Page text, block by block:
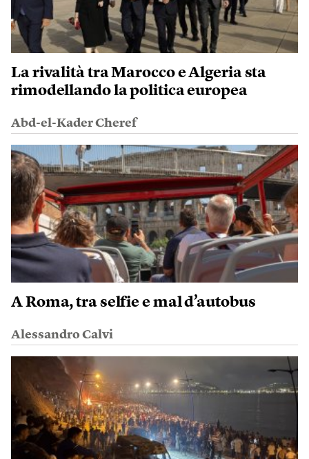
La rivalità tra Marocco e Algeria sta
rimodellando la politica europea
Abd-el-Kader Cheref
A Roma, tra selfie e mal d’autobus
Alessandro Calvi